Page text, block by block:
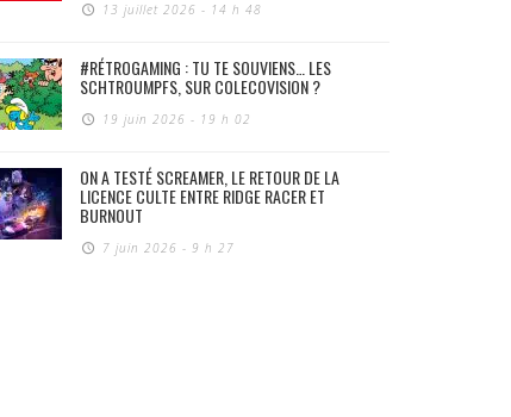
13 juillet 2026 - 14 h 48
#RÉTROGAMING : TU TE SOUVIENS… LES
SCHTROUMPFS, SUR COLECOVISION ?
19 juin 2026 - 19 h 02
ON A TESTÉ SCREAMER, LE RETOUR DE LA
LICENCE CULTE ENTRE RIDGE RACER ET
BURNOUT
7 juin 2026 - 9 h 27